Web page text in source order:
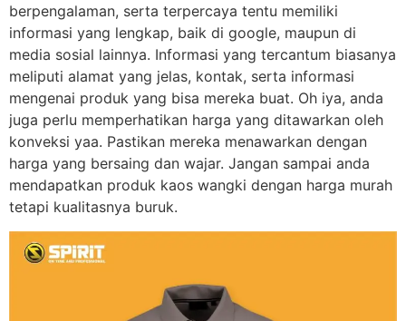
berpengalaman, serta terpercaya tentu memiliki
informasi yang lengkap, baik di google, maupun di
media sosial lainnya. Informasi yang tercantum biasanya
meliputi alamat yang jelas, kontak, serta informasi
mengenai produk yang bisa mereka buat. Oh iya, anda
juga perlu memperhatikan harga yang ditawarkan oleh
konveksi yaa. Pastikan mereka menawarkan dengan
harga yang bersaing dan wajar. Jangan sampai anda
mendapatkan produk kaos wangki dengan harga murah
tetapi kualitasnya buruk.